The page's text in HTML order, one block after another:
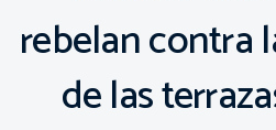
rebelan contra
de las